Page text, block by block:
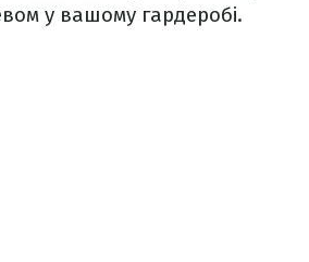
у вашому гардеробі.